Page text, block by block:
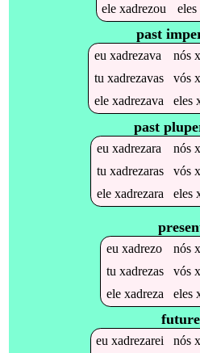
elexadrezou eles
past
eu xadrezava nós
tu xadrezavas vós
ele xadrezava eles
past
eu xadrezara nós
tu xadrezaras vós
ele xadrezara eles
eu xadrezo nós
tu xadrezas vós
ele xadreza eles
future
euxadrezarei nós